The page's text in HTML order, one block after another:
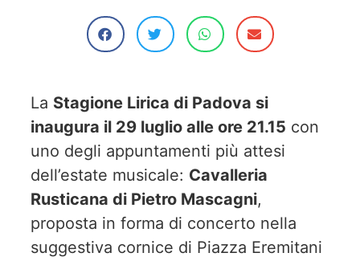
La Stagione Lirica di Padova si
inaugura il 29 luglio alle ore 21.15 con
uno degli appuntamenti più attesi
dell’estate musicale: Cavalleria
Rusticana di Pietro Mascagni,
proposta in forma di concerto nella
suggestiva cornice di Piazza Eremitani